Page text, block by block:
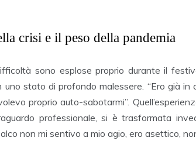
crisi e il peso della pandemia
sono esplose proprio durante il
stato di profondo malessere. “Ero già in
proprio auto-sabotarmi”.
professionale, si è trasformata
non mi sentivo a mio agio, ero asettico,